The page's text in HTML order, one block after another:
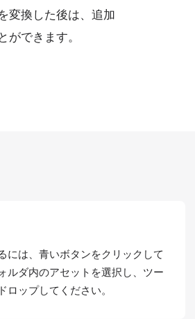
変換した後は、追加
できます。
には、青いボタンをクリックして
ルダ内のアセットを選択し、ツー
ップしてください。